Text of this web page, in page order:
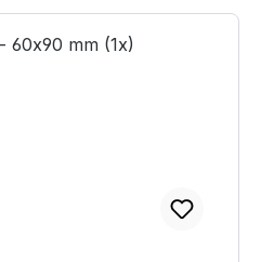
gedruckten Modellen
Vor dem